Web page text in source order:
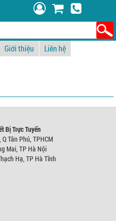
Giới thiệu
Liên hệ
Bị Trực Tuyến
Tân Phú, TPHCM
Mai, TP Hà Nội
Hạ, TP Hà Tĩnh